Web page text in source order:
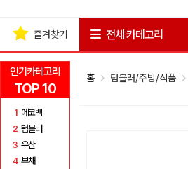
인기카테고리
TOP 10
1 에코백
2 텀블러
3 우산
4 부채
즐겨찾기 전체 카테고리
홈 텀블러/주방/식품